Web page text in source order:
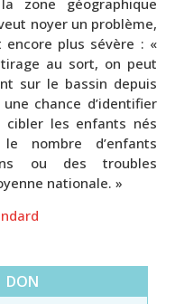
zone géographique
noyer un problème,
plus sévère : «
au sort, on peut
sur le bassin depuis
chance d’identifier
les enfants nés
nombre d’enfants
ou des troubles
nationale. »
DON